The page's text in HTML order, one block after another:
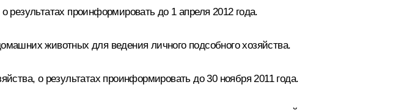
результатах проинформировать до 1 апреля 2012 года.
животных для ведения личного подсобного хозяйства.
о результатах проинформировать до 30 ноября 2011 года.